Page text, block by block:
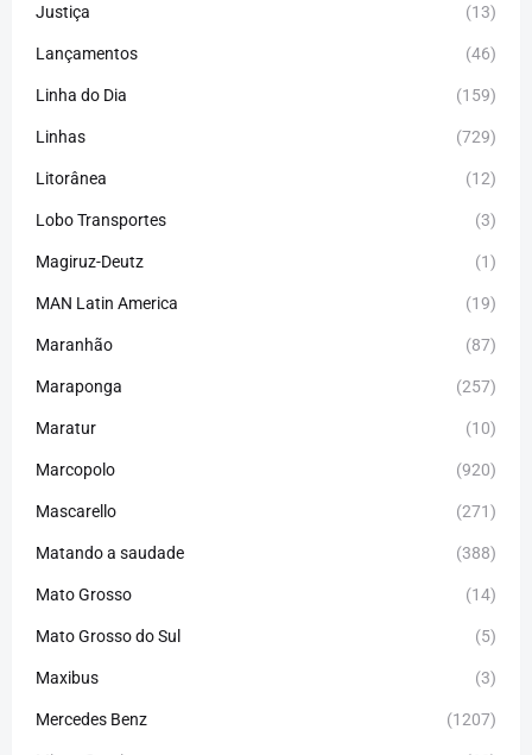
Justiça (13)
Lançamentos (46)
Linha do Dia (159)
Linhas (729)
Litorânea (12)
Lobo Transportes (3)
Magiruz-Deutz (1)
MAN Latin America (19)
Maranhão (87)
Maraponga (257)
Maratur (10)
Marcopolo (920)
Mascarello (271)
Matando a saudade (388)
Mato Grosso (14)
Mato Grosso do Sul (5)
Maxibus (3)
Mercedes Benz (1207)